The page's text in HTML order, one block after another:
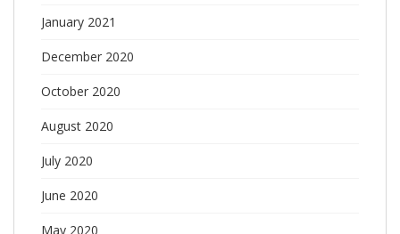
January 2021
December 2020
October 2020
August 2020
July 2020
June 2020
May 2020